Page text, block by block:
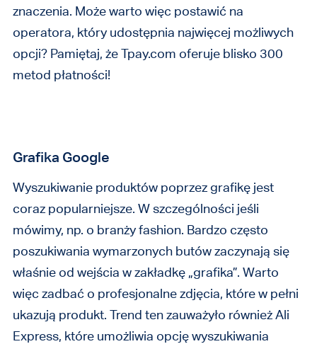
znaczenia. Może warto więc postawić na
operatora, który udostępnia najwięcej możliwych
opcji? Pamiętaj, że Tpay.com oferuje blisko 300
metod płatności!
Grafika Google
Wyszukiwanie produktów poprzez grafikę jest
coraz popularniejsze. W szczególności jeśli
mówimy, np. o branży fashion. Bardzo często
poszukiwania wymarzonych butów zaczynają się
właśnie od wejścia w zakładkę „grafika”. Warto
więc zadbać o profesjonalne zdjęcia, które w pełni
ukazują produkt. Trend ten zauważyło również Ali
Express, które umożliwia opcję wyszukiwania